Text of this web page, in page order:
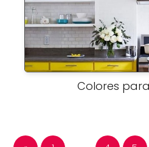
Colores